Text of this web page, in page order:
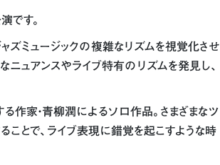
です。
ズミュージックの複雑なリズムを視覚化させ
ニュアンスやライブ特有のリズムを発見し、
作家・青柳潤によるソロ作品。さまざまなツ
とで、ライブ表現に錯覚を起こすような時